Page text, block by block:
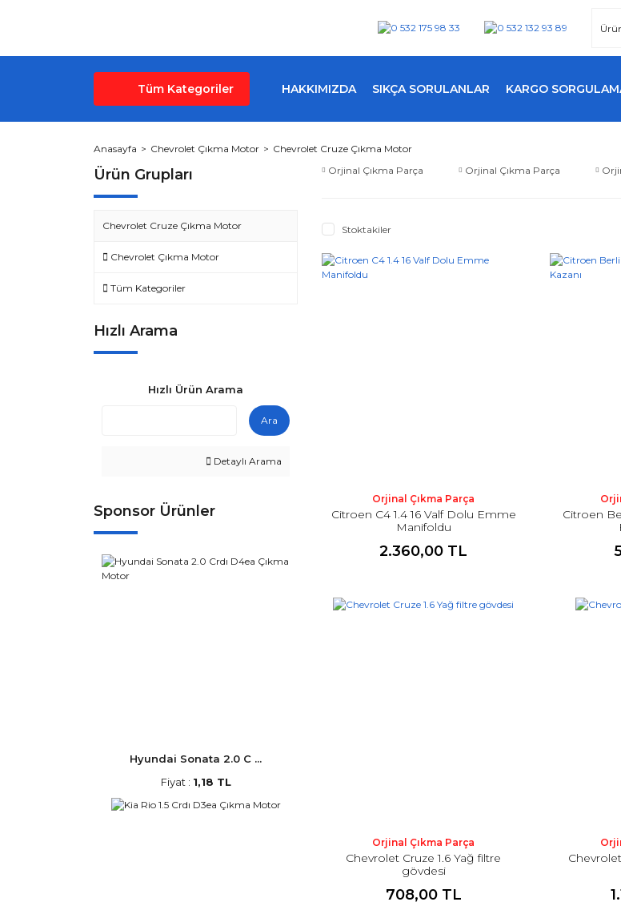
Tüm Kategoriler HAKKIMIZDA SIKÇA SORULANLAR KARGO
Anasayfa Chevrolet Çıkma Motor Chevrolet Cruze Çıkma Motor
Ürün Grupları
Chevrolet Cruze Çıkma Motor
Chevrolet Çıkma Motor
Tüm Kategoriler
Hızlı Arama
Hızlı Ürün Arama
Ara
Detaylı Arama
Sponsor Ürünler
Hyundai Sonata 2.0 C ...
Fiyat : 1,18 TL
Orjinal Çıkma Parça Orjinal Çıkma Parça
Stoktakiler
Orjinal Çıkma Parça
Citroen C4 1.4 16 Valf Dolu Emme
Manifoldu
2.360,00 TL
Citroen
Orjinal Çıkma Parça
Chevrolet Cruze 1.6 Yağ filtre
gövdesi
708,00 TL